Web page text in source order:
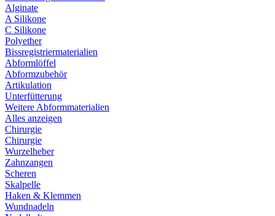
Alginate
A Silikone
C Silikone
Polyether
Bissregistriermaterialien
Abformlöffel
Abformzubehör
Artikulation
Unterfütterung
Weitere Abformmaterialien
Alles anzeigen
Chirurgie
Chirurgie
Wurzelheber
Zahnzangen
Scheren
Skalpelle
Haken & Klemmen
Wundnadeln